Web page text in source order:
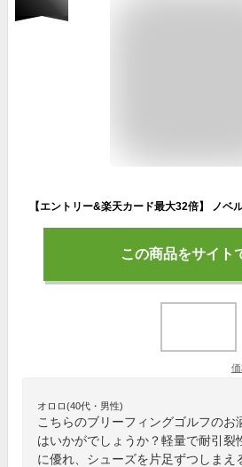
この商品をサイト
オロロ(40代・男性)
こちらのブリーフィングゴルフのお
はいかがでしょうか？軽量で耐引裂
に優れ、シューズを片足ずつしまえ